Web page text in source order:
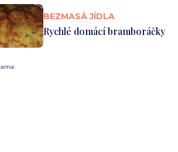
BEZMASÁ JÍDLA
Rychlé domácí bramboráčky